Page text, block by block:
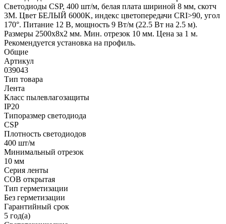
Светодиоды CSP, 400 шт/м, белая плата шириной 8 мм, скотч
3M. Цвет БЕЛЫЙ 6000K, индекс цветопередачи CRI>90, угол
170°. Питание 12 В, мощность 9 Вт/м (22.5 Вт на 2.5 м).
Размеры 2500х8х2 мм. Мин. отрезок 10 мм. Цена за 1 м.
Рекомендуется установка на профиль.
Общие
Артикул
039043
Тип товара
Лента
Класс пылевлагозащиты
IP20
Типоразмер светодиода
CSP
Плотность светодиодов
400 шт/м
Минимальный отрезок
10 мм
Серия ленты
COB открытая
Тип герметизации
Без герметизации
Гарантийный срок
5 год(а)